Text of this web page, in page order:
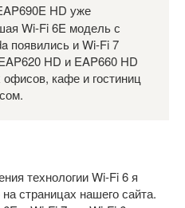
HD уже
Wi-Fi 6E модель с
появились и Wi-Fi 7
HD и EAP660 HD
кафе и гостиниц
технологии Wi-Fi 6 я
страницах нашего сайта.